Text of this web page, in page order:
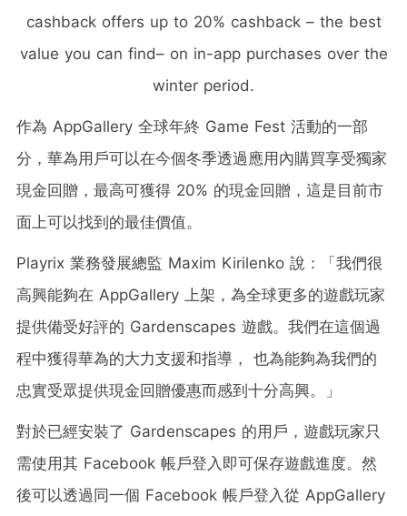
cashback offers up to 20% cashback – the best
value you can find– on in-app purchases over the
winter period.
作為 AppGallery 全球年終 Game Fest 活動的一部
分，華為用戶可以在今個冬季透過應用內購買享受獨家
現金回贈，最高可獲得 20% 的現金回贈，這是目前市
面上可以找到的最佳價值。
Playrix 業務發展總監 Maxim Kirilenko 說：「我們很
高興能夠在 AppGallery 上架，為全球更多的遊戲玩家
提供備受好評的 Gardenscapes 遊戲。我們在這個過
程中獲得華為的大力支援和指導， 也為能夠為我們的
忠實受眾提供現金回贈優惠而感到十分高興。」
對於已經安裝了 Gardenscapes 的用戶，遊戲玩家只
需使用其 Facebook 帳戶登入即可保存遊戲進度。然
後可以透過同一個 Facebook 帳戶登入從 AppGallery